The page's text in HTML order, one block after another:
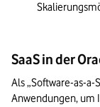
SaaS in der
Als „Software-as-
Anwendungen, um